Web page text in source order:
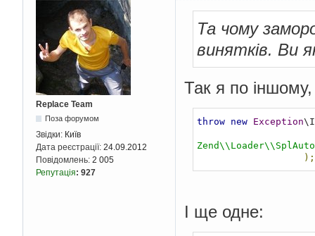
Replace Team
Поза форумом
Звідки: Київ
Дата реєстрації: 24.09.2012
Повідомлень: 2 005
Репутація: 927
Та чому
винятків. Ви
Так я по
throw new Exception
);
І ще одне: